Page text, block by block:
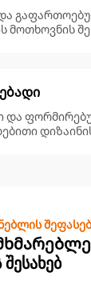
მოთხოვნის
და
შესახებ